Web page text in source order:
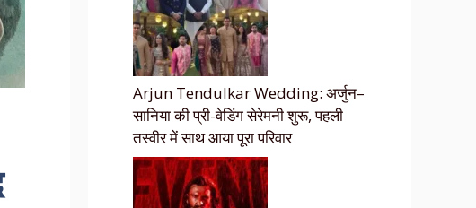
Arjun Tendulkar Wedding: अर्जुन–
सानिया की प्री-वेडिंग सेरेमनी शुरू, पहली
तस्वीर में साथ आया पूरा परिवार